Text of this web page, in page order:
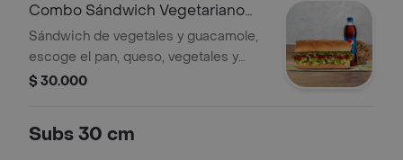
Combo Sándwich Vegetariano
con Guacamole 15 Cm
Sándwich de vegetales y guacamole,
escoge el pan, queso, vegetales y
salsas que prefieras + Bebida Pet
$ 30.000
Subs 30 cm